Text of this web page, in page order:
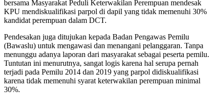
bersama Masyarakat Peduli Keterwakilan Perempuan mendesak
KPU mendiskualifikasi parpol di dapil yang tidak memenuhi 30%
kandidat perempuan dalam DCT.
Pendesakan juga ditujukan kepada Badan Pengawas Pemilu
(Bawaslu) untuk mengawasi dan menangani pelanggaran. Tanpa
menunggu adanya laporan dari masyarakat sebagai peserta pemilu.
Tuntutan ini menurutnya, sangat logis karena hal serupa pernah
terjadi pada Pemilu 2014 dan 2019 yang parpol didiskualifikasi
karena tidak memenuhi syarat keterwakilan perempuan minimal
30%.